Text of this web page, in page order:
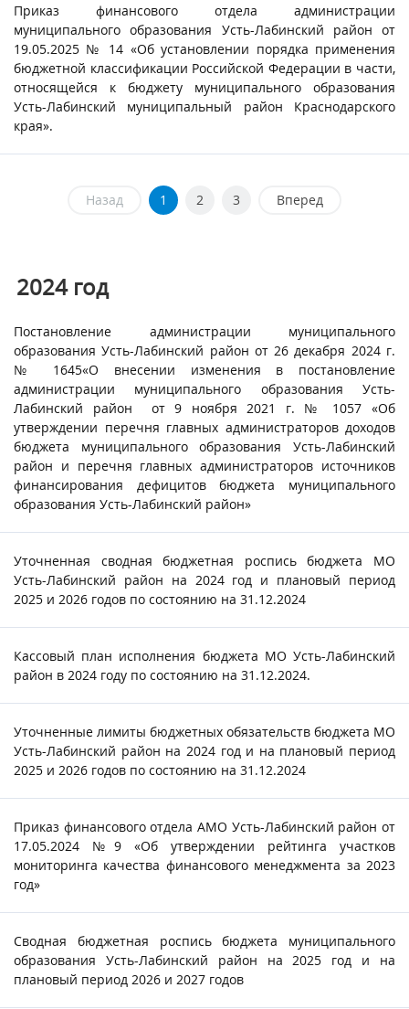
Приказ финансового отдела администрации
муниципального образования Усть-Лабинский район от
19.05.2025 № 14 «Об установлении порядка применения
бюджетной классификации Российской Федерации в части,
относящейся к бюджету муниципального образования
Усть-Лабинский муниципальный район Краснодарского
края».
Назад 1 2 3 Вперед
2024год
Постановление администрации муниципального
образования Усть-Лабинский район от 26 декабря 2024 г.
№ 1645«О внесении изменения в постановление
администрации муниципального образования Усть-
Лабинский район от 9 ноября 2021 г. № 1057 «Об
утверждении перечня главных администраторов доходов
бюджета муниципального образования Усть-Лабинский
район и перечня главных администраторов источников
финансирования дефицитов бюджета муниципального
образования Усть-Лабинский район»
Уточненная сводная бюджетная роспись бюджета МО
Усть-Лабинский район на 2024 год и плановый период
2025 и 2026 годов по состоянию на 31.12.2024
Кассовый план исполнения бюджета МО Усть-Лабинский
район в 2024 году по состоянию на 31.12.2024.
Уточненные лимиты бюджетных обязательств бюджета МО
Усть-Лабинский район на 2024 год и на плановый период
2025 и 2026 годов по состоянию на 31.12.2024
Приказ финансового отдела АМО Усть-Лабинский район от
17.05.2024 №9 «Об утверждении рейтинга участков
мониторинга качества финансового менеджмента за 2023
год»
Сводная бюджетная роспись бюджета муниципального
образования Усть-Лабинский район на 2025 год и на
плановый период 2026 и 2027 годов